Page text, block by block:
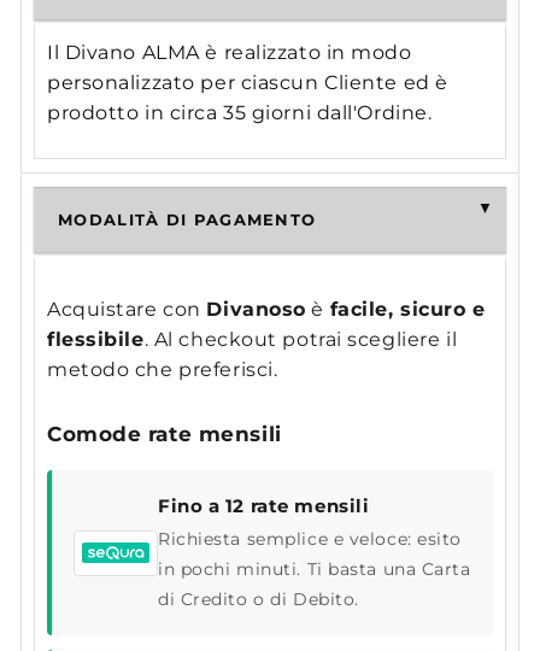
Il Divano ALMA è realizzato in modo
personalizzato per ciascun Cliente ed è
prodotto in circa 35 giorni dall'Ordine.
MODALITÀ DI PAGAMENTO
Acquistare con Divanoso è facile, sicuro e
flessibile. Al checkout potrai scegliere il
metodo che preferisci.
Comode rate mensili
Fino a 12 rate mensili
Richiesta semplice e veloce: esito
in pochi minuti. Ti basta una Carta
di Credito o di Debito.